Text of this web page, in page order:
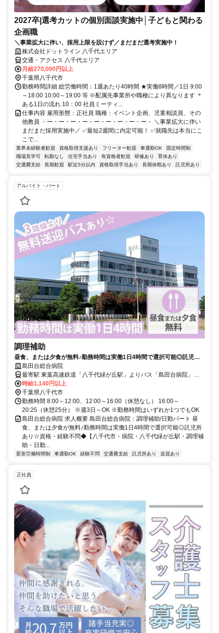
2027卒|選考カットの個別面談実施中│子どもと関わる
企画職
＼事業拡大に伴い、採用上限を設けず／まだまだ選考実施中！
株式会社ドットライン 八千代エリア
交通・アクセス 八千代エリア
月給270,000円以上
千葉県八千代市
勤務時間詳細 総労働時間：1週あたり40時間 ★実働8時間／1日 9:00
～18:00 10:00～19:00 等 ※配属先事業所や職種により異なります ＊
ある1日の流れ 10：00 社員ミーティ...
仕事内容 雇用形態：正社員 職種：イベント企画、児童相談員、その
他教員 ・ー・ー・ー・ー・ー・ー・ー・ー・ー・ ＼事業拡大に伴い
まだまだ採用実施中／ ✅最短2週間に内定可能！ ✅就職先は本当にこ
こで...
業界未経験者歓迎 資格取得支援あり フリーター歓迎 車通勤OK
固定時間制
職場見学可
転勤なし 住宅手当あり 有資格者歓迎 研修あり
育休あり
交通費支給
長期歓迎 駅近5分以内 資格取得手当あり 長期休暇あり 託児所あり
アルバイト・パート
調理補助
昼食、または夕食が無料♪勤務時間は実働1日4時間で選択可能◎託児所
あり☆資格・経験不問◆【八千代市・病院・八千代緑が丘駅・調理補
助・日勤パート】
島田台総合病院
最寄駅 東葉高速鉄道「八千代緑が丘駅」よりバス「島田台病院」下
車徒歩2分
時給1,140円以上
千葉県八千代市
勤務時間 8:00～12:00、12:00～16:00（休憩なし） 16:00～
20:25（休憩25分） ※週3日～OK ※勤務時間はいずれか1つでもOK
島田台総合病院 求人概要 島田台総合病院：調理補助/日勤パート 昼
食、または夕食が無料♪勤務時間は実働1日4時間で選択可能◎託児所
あり☆資格・経験不問◆【八千代市・病院・八千代緑が丘駅・調理補
助・日勤...
変形労働時間制 車通勤OK 経験不問 交通費支給 託児所あり 送迎あり
正社員